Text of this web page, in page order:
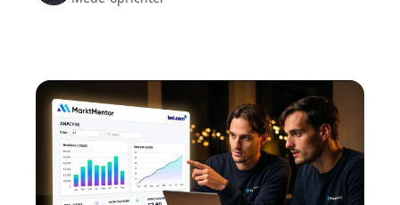
visitekaartje. Reken je advertentiekosten mee in je